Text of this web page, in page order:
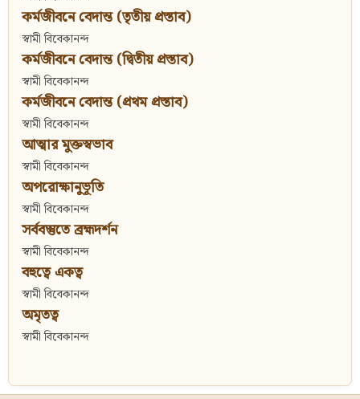
কর্মজীবনে বেদান্ত (তৃতীয় প্রস্তাব)
স্বামী বিবেকানন্দ
কর্মজীবনে বেদান্ত (দ্বিতীয় প্রস্তাব)
স্বামী বিবেকানন্দ
কর্মজীবনে বেদান্ত (প্রথম প্রস্তাব)
স্বামী বিবেকানন্দ
আত্মার মুক্তস্বভাব
স্বামী বিবেকানন্দ
অপরোক্ষানুভূতি
স্বামী বিবেকানন্দ
সর্ববস্তুতে ব্রহ্মদর্শন
স্বামী বিবেকানন্দ
বহুত্বে একত্ব
স্বামী বিবেকানন্দ
অমৃতত্ব
স্বামী বিবেকানন্দ